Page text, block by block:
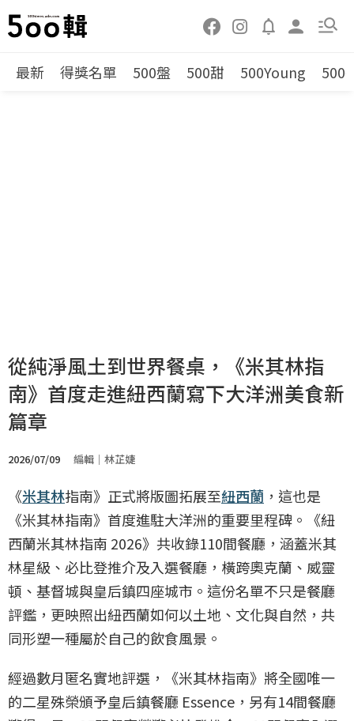
最新 得獎名單 500盤 500甜 500Young 500
從純淨風土到世界餐桌，《米其林指
南》首度走進紐西蘭寫下大洋洲美食新
篇章
2026/07/09 編輯｜林芷婕
《米其林指南》正式將版圖拓展至紐西蘭 ，這也是
《米其林指南》首度進駐大洋洲的重要里程碑。《紐
西蘭米其林指南 2026》共收錄110間餐廳，涵蓋米其
林星級、必比登推介及入選餐廳，橫跨奧克蘭、威靈
頓、基督城與皇后鎮四座城市。這份名單不只是餐廳
評鑑，更映照出紐西蘭如何以土地、文化與自然，共
同形塑一種屬於自己的飲食風景。
經過數月匿名實地評選，《米其林指南》將全國唯一
的二星殊榮頒予皇后鎮餐廳 Essence，另有14間餐廳